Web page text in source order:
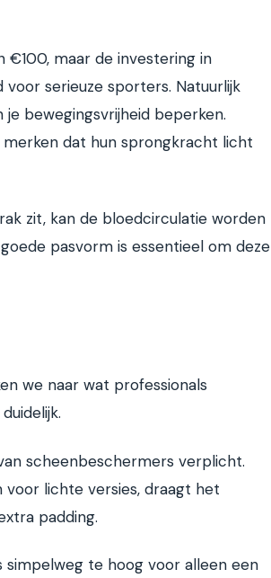
€100, maar de investering in
serieuze sporters. Natuurlijk
bewegingsvrijheid beperken.
dat hun sprongkracht licht
zit, kan de bloedcirculatie worden
pasvorm is essentieel om deze
we naar wat professionals
scheenbeschermers verplicht.
lichte versies, draagt het
padding.
te hoog voor alleen een